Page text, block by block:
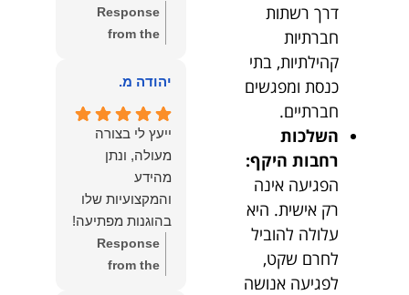
דרך רשתות
חברתיות
קהילתיות, בתי
כנסת ומפגשים
חברתיים.
השלכות
רחבות היקף:
הפגיעה אינה
רק אישית. היא
עלולה להוביל
לחרם שקט,
לפגיעה אנושה
.ומקשיבות .אין לי
מילים להודות
העוצמות
.והצגת אמת
.תודה לכם תמיד
תשאירו לי אור
בעניים .
Response
from the
רבה על המילים
והחמות! כיף
גדול לשמוע
שהרגשת בידיים
טובות. בשביל
הצוות שלנו זה
שווה את הכל.
נשמח תמיד
לעמוד לרשותך!
יהודה מ.
ייעץ לי בצורה
מעולה, ונתן
מהידע
והמקצועיות שלו
בהוגנות מפתיעה!
Response
from the